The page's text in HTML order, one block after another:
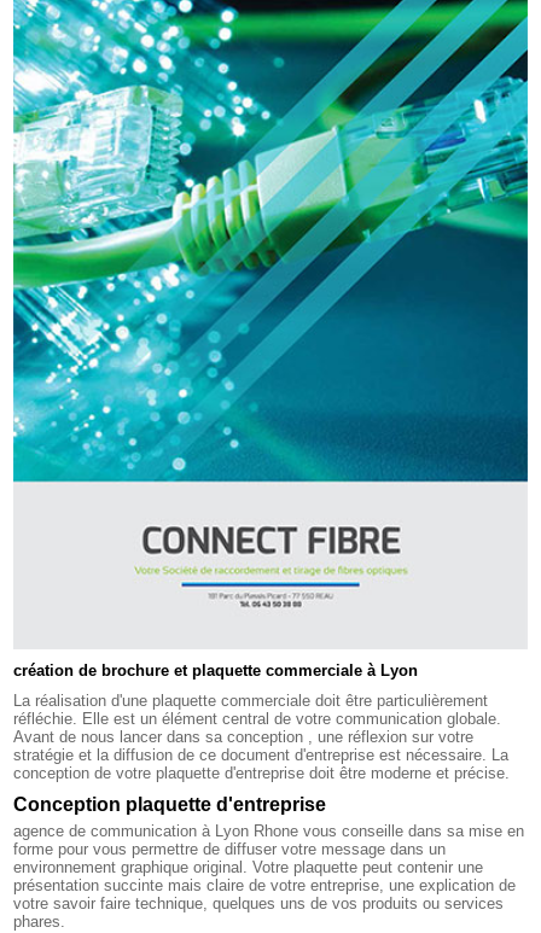
création de brochure et plaquette commerciale à Lyon
La réalisation d'une plaquette commerciale doit être particulièrement
réfléchie. Elle est un élément central de votre communication globale.
Avant de nous lancer dans sa conception , une réflexion sur votre
stratégie et la diffusion de ce document d'entreprise est nécessaire. La
conception de votre plaquette d'entreprise doit être moderne et précise.
Conception plaquette d'entreprise
agence de communication à Lyon Rhone vous conseille dans sa mise en
forme pour vous permettre de diffuser votre message dans un
environnement graphique original. Votre plaquette peut contenir une
présentation succinte mais claire de votre entreprise, une explication de
votre savoir faire technique, quelques uns de vos produits ou services
phares.